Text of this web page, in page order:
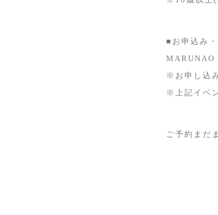
■お申込み
※お申し込
※上記イベ
ご予約まだ